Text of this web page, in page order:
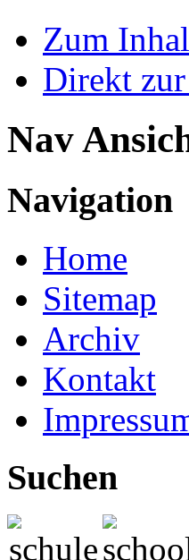
Zum
Direkt
Nav
Navigation
Home
Sitemap
Archiv
Kontakt
Suchen